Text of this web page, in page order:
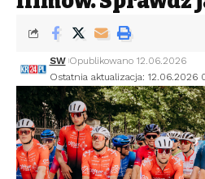
Ostatnia aktualizacja: 12.06.2026
SW Opublikowano 12.06.2026